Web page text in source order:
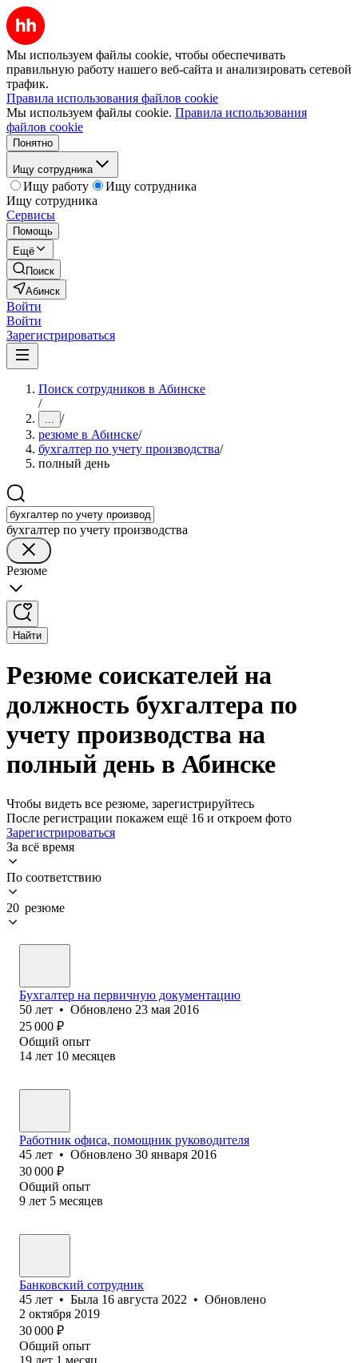
Мы используем файлы cookie, чтобы обеспечивать
правильную работу нашего веб-сайта и анализировать сетевой
трафик.
Правила использования файлов cookie
Мы используем файлы cookie. Правила использования
файлов cookie
Понятно
Ищу сотрудника
Ищу работу
Ищу сотрудника
Ищу сотрудника
Сервисы
Помощь
Ещё
Поиск
Абинск
Войти
Войти
Зарегистрироваться
Поиск сотрудников в Абинске
/
... /
резюме в Абинске/
бухгалтер по учету производства/
полный день
бухгалтер по учету производства
Резюме
Найти
Резюме соискателей на
должность бухгалтера по
учету производства на
полный день в Абинске
Чтобы видеть все резюме, зарегистрируйтесь
После регистрации покажем ещё 16 и откроем фото
Зарегистрироваться
За всё время
По соответствию
20 резюме
Бухгалтер на первичную документацию
50 лет • Обновлено 23 мая 2016
25 000 ₽
Общий опыт
14 лет 10 месяцев
Работник офиса, помощник руководителя
45 лет • Обновлено 30 января 2016
30 000 ₽
Общий опыт
9 лет 5 месяцев
Банковский сотрудник
45 лет • Была 16 августа 2022 • Обновлено
2 октября 2019
30 000 ₽
Общий опыт
19 лет 1 месяц